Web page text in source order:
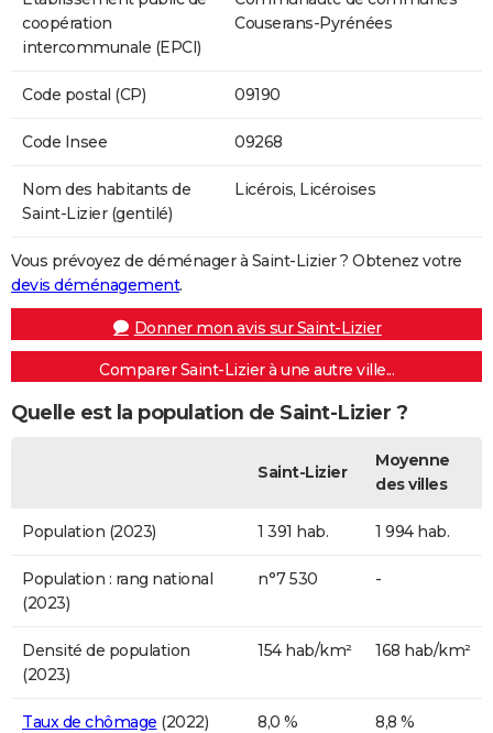
coopération
intercommunale (EPCI)
Couserans-Pyrénées
Code postal (CP) 09190
Code Insee 09268
Nom des habitants de
Saint-Lizier (gentilé)
Licérois, Licéroises
Vous prévoyez de déménager à Saint-Lizier ? Obtenez votre
devis déménagement.
Donner mon avis sur Saint-Lizier
Comparer Saint-Lizier à une autre ville...
Quelle est la population de Saint-Lizier ?
Saint-Lizier
Moyenne
des villes
Population (2023) 1 391 hab. 1 994 hab.
Population : rang national
(2023)
n°7 530 -
Densité de population
(2023)
154 hab/km² 168 hab/km²
Taux de chômage (2022) 8,0 % 8,8 %